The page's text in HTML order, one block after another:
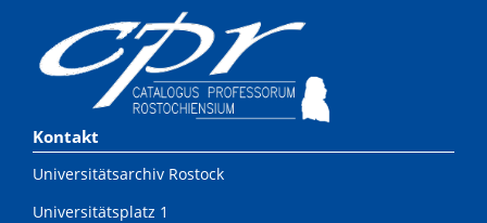
Kontakt
Universitätsarchiv Rostock
Universitätsplatz 1